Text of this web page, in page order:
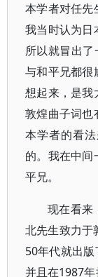
本学者对任先
我当时认为日
所以就冒出了
与和平兄都很
想起来，是我
敦煌曲子词也
本学者的看
的。我在中间
平兄。
现在看来
北先生致力于
50年代就出版
并且在1987